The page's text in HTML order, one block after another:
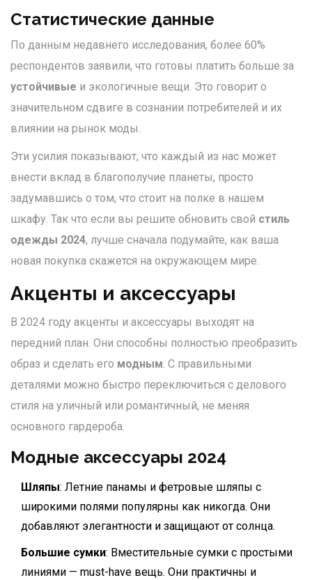
Статистические данные
По данным недавнего исследования, более 60%
респондентов заявили, что готовы платить больше за
устойчивые и экологичные вещи. Это говорит о
значительном сдвиге в сознании потребителей и их
влиянии на рынок моды.
Эти усилия показывают, что каждый из нас может
внести вклад в благополучие планеты, просто
задумавшись о том, что стоит на полке в нашем
шкафу. Так что если вы решите обновить свой стиль
одежды 2024, лучше сначала подумайте, как ваша
новая покупка скажется на окружающем мире.
Акценты и аксессуары
В 2024 году акценты и аксессуары выходят на
передний план. Они способны полностью преобразить
образ и сделать его модным. С правильными
деталями можно быстро переключиться с делового
стиля на уличный или романтичный, не меняя
основного гардероба.
Модные аксессуары 2024
Шляпы: Летние панамы и фетровые шляпы с
широкими полями популярны как никогда. Они
добавляют элегантности и защищают от солнца.
Большие сумки: Вместительные сумки с простыми
линиями — must-have вещь. Они практичны и